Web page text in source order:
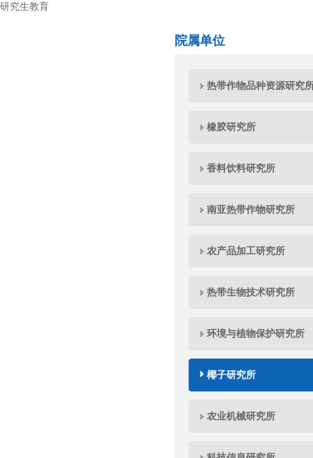
研究生教育
院属单位
热带作物品种资源研究
橡胶研究所
香料饮料研究所
南亚热带作物研究所
农产品加工研究所
热带生物技术研究所
环境与植物保护研究所
椰子研究所
农业机械研究所